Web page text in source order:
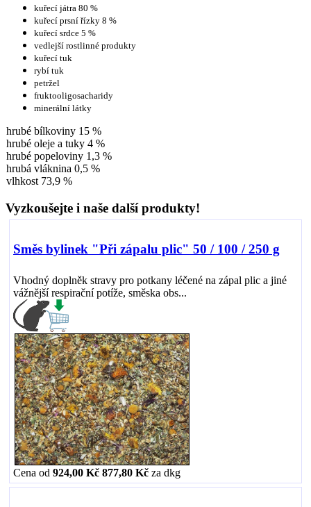
kuřecí játra 80 %
kuřecí prsní řízky 8 %
kuřecí srdce 5 %
vedlejší rostlinné produkty
kuřecí tuk
rybí tuk
petržel
fruktooligosacharidy
minerální látky
hrubé bílkoviny 15 %
hrubé oleje a tuky 4 %
hrubé popeloviny 1,3 %
hrubá vláknina 0,5 %
vlhkost 73,9 %
Vyzkoušejte i naše další produkty!
Směs bylinek "Při zápalu plic" 50 / 100 / 250 g
Vhodný doplněk stravy pro potkany léčené na zápal plic a jiné
vážnější respirační potíže, směska obs...
Cena od 924,00 Kč 877,80 Kč za dkg